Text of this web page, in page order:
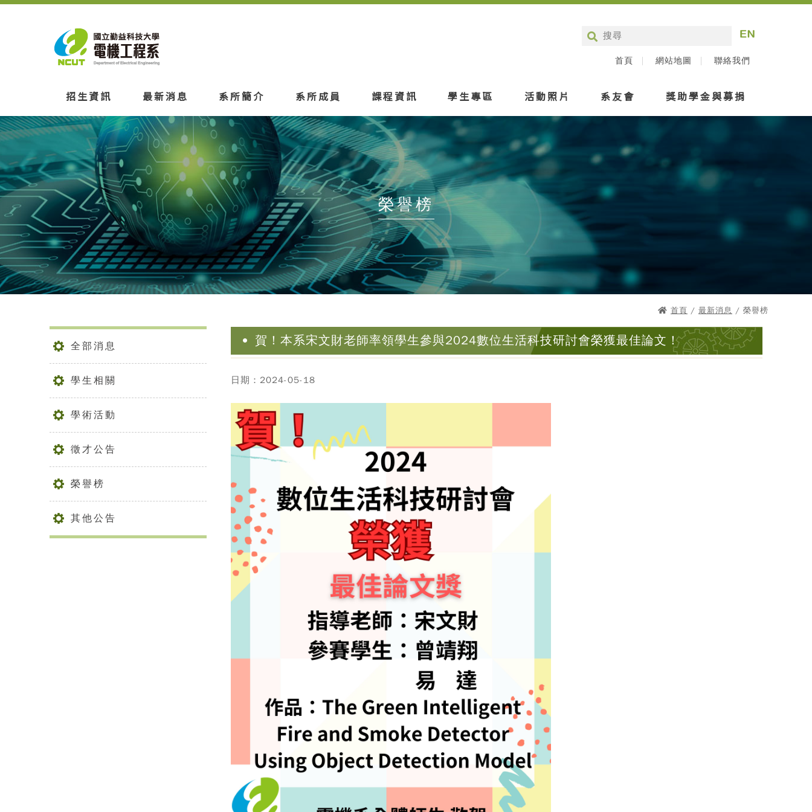
首頁 網站地圖 聯絡我們
招生資訊 最新消息 系所簡介 系所成員 課程資訊 學生專區 活動照片 系友會 獎助學金與募捐
榮譽榜
首頁 / 最新消息 / 榮譽榜
全部消息
學生相關
學術活動
徵才公告
榮譽榜
其他公告
賀！本系宋文財老師率領學生參與2024數位生活科技研討會榮獲最佳論文！
日期：2024-05-18